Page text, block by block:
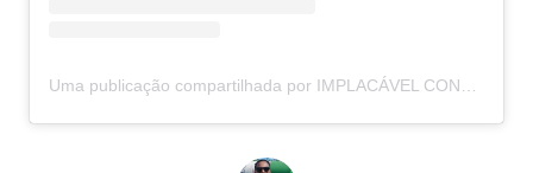
Uma publicação compartilhada por IMPLACÁVEL CONCURSOS (@implacavelconcursos)